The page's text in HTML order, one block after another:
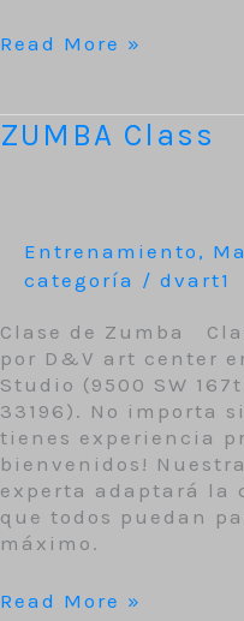
Read More »
ZUMBA Class
Entrenamiento ,
categoría / dvart1
Clase de Zumba
por D&V art center
Studio (9500 SW
33196). No importa
tienes experiencia
bienvenidos!
experta adaptará la
que todos puedan
máximo.
ZUMBA
Read More »